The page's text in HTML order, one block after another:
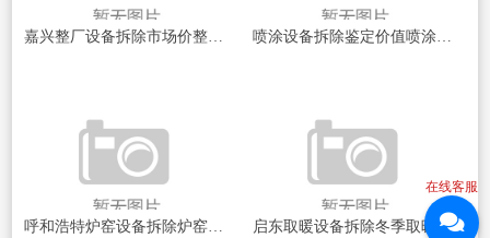
嘉兴整厂设备拆除市场价整厂设备拆除的秘密与市场动态揭秘 喷涂设备拆除鉴定价值喷涂设备拆除后的隐秘价值揭秘
呼和浩特炉窑设备拆除炉窑设备拆除背后的秘密与挑战！ 启东取暖设备拆除冬季取暖设备的隐患与安全拆除探讨
在线客服